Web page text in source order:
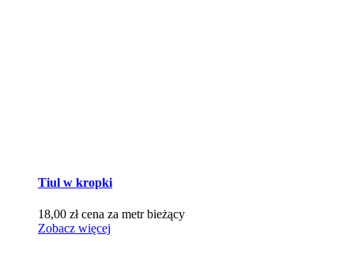
Tiul w kropki
18,00 złcena za metr bieżący
Zobacz więcej